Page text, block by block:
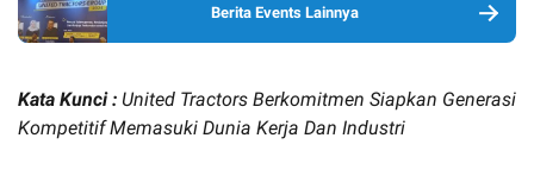
Berita Events Lainnya
Kata Kunci : United Tractors Berkomitmen Siapkan Generasi
Kompetitif Memasuki Dunia Kerja Dan Industri